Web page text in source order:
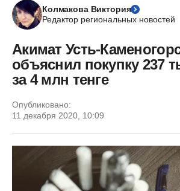
Колмакова Виктория
Редактор региональных новостей
Акимат Усть-
объяснил покупку 237
за 4 млн тенге
Опубликовано:
11 декабря 2020, 10:09